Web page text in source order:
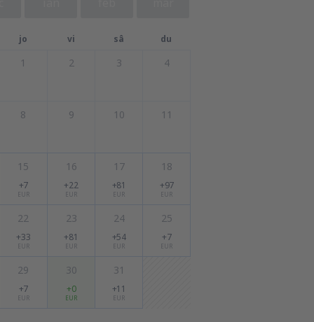
jo vi sâ du
1 2 3 4
8 9 10 11
15
+7
EUR
16
+22
EUR
17
+81
EUR
18
+97
EUR
22
+33
EUR
23
+81
EUR
24
+54
EUR
25
+7
EUR
29
+7
EUR
30
+0
EUR
31
+11
EUR